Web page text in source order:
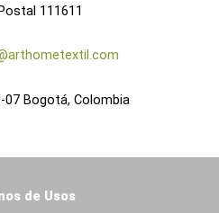
111611
07 Bogotá, Colombia
de Usos